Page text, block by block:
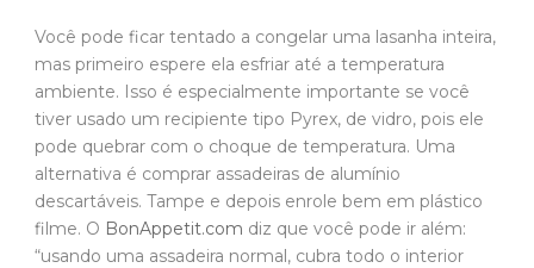
Você pode ficar tentado a congelar uma lasanha inteira,
mas primeiro espere ela esfriar até a temperatura
ambiente. Isso é especialmente importante se você
tiver usado um recipiente tipo Pyrex, de vidro, pois ele
pode quebrar com o choque de temperatura. Uma
alternativa é comprar assadeiras de alumínio
descartáveis. Tampe e depois enrole bem em plástico
filme. O BonAppetit.com diz que você pode ir além:
“usando uma assadeira normal, cubra todo o interior